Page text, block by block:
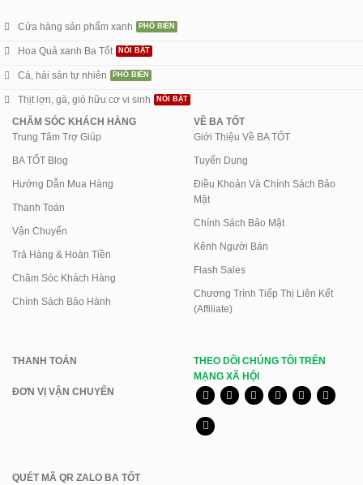
Cửa hàng sản phẩm xanh
Hoa Quả xanh Ba Tốt
Cá, hải sản tự nhiên
Thịt lợn, gà, giò hữu cơ vi sinh
CHĂM SÓC KHÁCH HÀNG
Trung Tâm Trợ Giúp
BA TỐT Blog
Hướng Dẫn Mua Hàng
Thanh Toán
Vận Chuyển
Trả Hàng & Hoàn Tiền
Chăm Sóc Khách Hàng
Chính Sách Bảo Hành
VỀ BA TỐT
Giới Thiệu Về BA TỐT
Tuyển Dụng
Điều Khoản Và Chính Sách Bảo
Mật
Chính Sách Bảo Mật
Kênh Người Bán
Flash Sales
Chương Trình Tiếp Thị Liên Kết
(Affiliate)
THANH TOÁN
ĐƠN VỊ VẬN CHUYỂN
THEO DÕI CHÚNG TÔI TRÊN
MẠNG XÃ HỘI
QUÉT MÃ QR ZALO BA TỐT